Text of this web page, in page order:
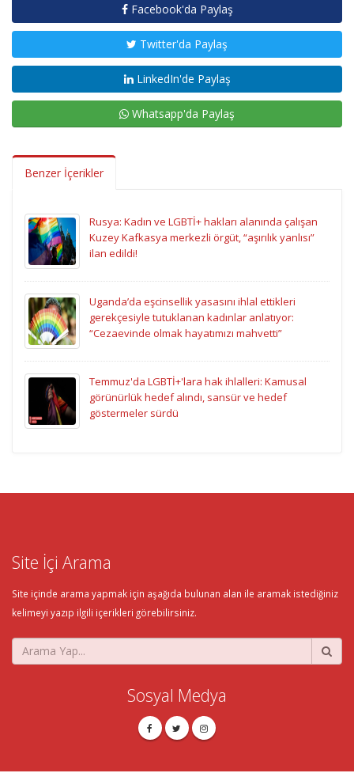
Facebook'da Paylaş
Twitter'da Paylaş
LinkedIn'de Paylaş
Whatsapp'da Paylaş
Benzer İçerikler
Rusya: Kadın ve LGBTİ+ hakları alanında çalışan
Kuzey Kafkasya merkezli örgüt, “aşırılık yanlısı”
ilan edildi!
Uganda’da eşcinsellik yasasını ihlal ettikleri
gerekçesiyle tutuklanan kadınlar anlatıyor:
“Cezaevinde olmak hayatımızı mahvetti”
Temmuz'da LGBTİ+'lara hak ihlalleri: Kamusal
görünürlük hedef alındı, sansür ve hedef
göstermeler sürdü
Site İçi Arama
Site içinde arama yapmak için aşağıda bulunan alan ile aramak istediğiniz
kelimeyi yazıp ilgili içerikleri görebilirsiniz.
Sosyal Medya